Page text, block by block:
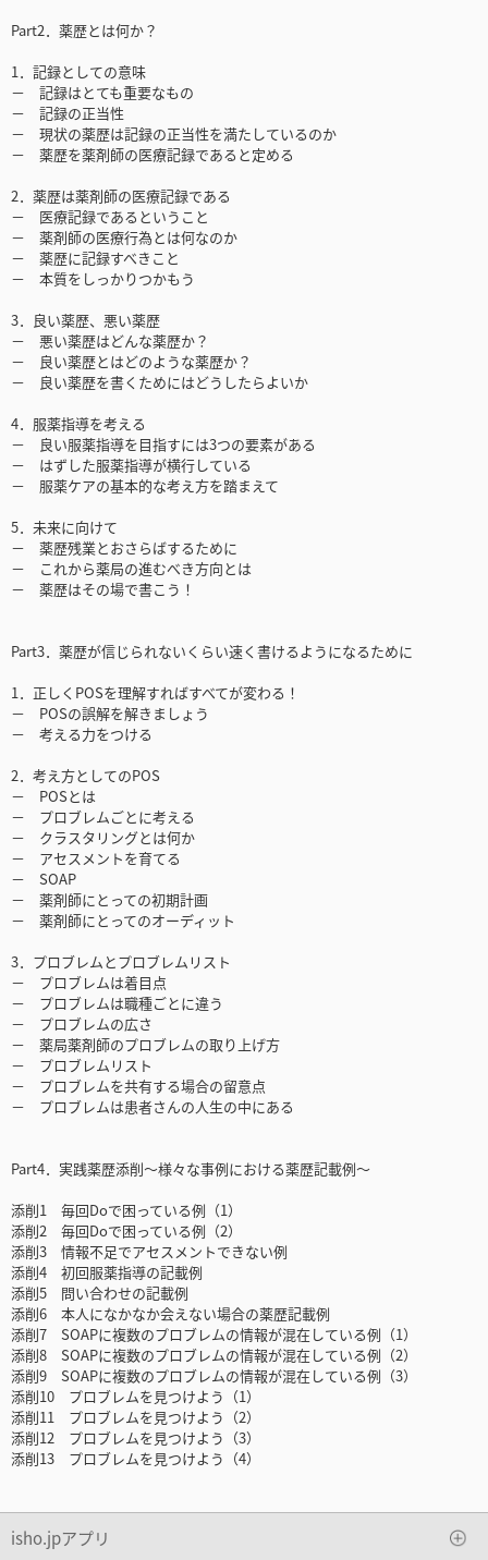
Part2．薬歴とは何か？
1．記録としての意味
－ 記録はとても重要なもの
－ 記録の正当性
－ 現状の薬歴は記録の正当性を満たしているのか
－ 薬歴を薬剤師の医療記録であると定める
2．薬歴は薬剤師の医療記録である
－ 医療記録であるということ
－ 薬剤師の医療行為とは何なのか
－ 薬歴に記録すべきこと
－ 本質をしっかりつかもう
3．良い薬歴、悪い薬歴
－ 悪い薬歴はどんな薬歴か？
－ 良い薬歴とはどのような薬歴か？
－ 良い薬歴を書くためにはどうしたらよいか
4．服薬指導を考える
－ 良い服薬指導を目指すには3つの要素がある
－ はずした服薬指導が横行している
－ 服薬ケアの基本的な考え方を踏まえて
5．未来に向けて
－ 薬歴残業とおさらばするために
－ これから薬局の進むべき方向とは
－ 薬歴はその場で書こう！
Part3．薬歴が信じられないくらい速く書けるようになるために
1．正しくPOSを理解すればすべてが変わる！
－ POSの誤解を解きましょう
－ 考える力をつける
2．考え方としてのPOS
－ POSとは
－ プロブレムごとに考える
－ クラスタリングとは何か
－ アセスメントを育てる
－ SOAP
－ 薬剤師にとっての初期計画
－ 薬剤師にとってのオーディット
3．プロブレムとプロブレムリスト
－ プロブレムは着目点
－ プロブレムは職種ごとに違う
－ プロブレムの広さ
－ 薬局薬剤師のプロブレムの取り上げ方
－ プロブレムリスト
－ プロブレムを共有する場合の留意点
－ プロブレムは患者さんの人生の中にある
Part4．実践薬歴添削～様々な事例における薬歴記載例～
添削1 毎回Doで困っている例（1）
添削2 毎回Doで困っている例（2）
添削3 情報不足でアセスメントできない例
添削4 初回服薬指導の記載例
添削5 問い合わせの記載例
添削6 本人になかなか会えない場合の薬歴記載例
添削7 SOAPに複数のプロブレムの情報が混在している例（1）
添削8 SOAPに複数のプロブレムの情報が混在している例（2）
添削9 SOAPに複数のプロブレムの情報が混在している例（3）
添削10 プロブレムを見つけよう（1）
添削11 プロブレムを見つけよう（2）
添削12 プロブレムを見つけよう（3）
添削13 プロブレムを見つけよう（4）
isho.jpアプリ